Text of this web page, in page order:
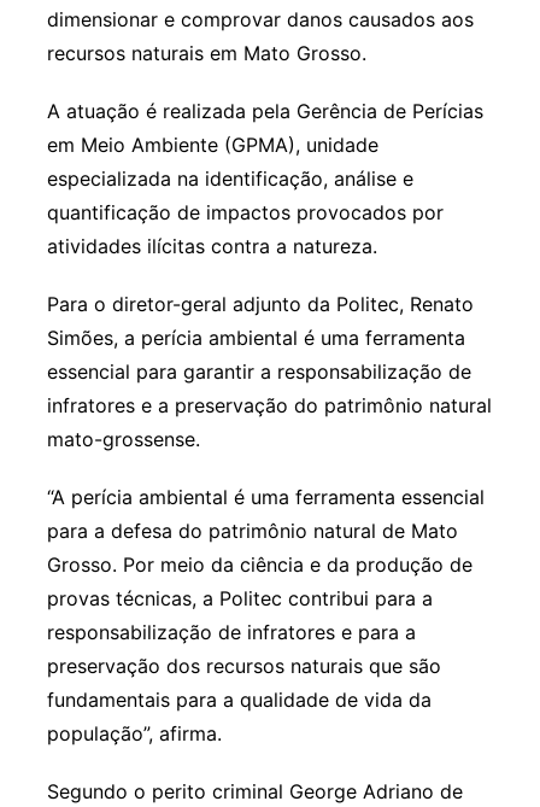
dimensionar e comprovar danos causados aos
recursos naturais em Mato Grosso.
A atuação é realizada pela Gerência de Perícias
em Meio Ambiente (GPMA), unidade
especializada na identificação, análise e
quantificação de impactos provocados por
atividades ilícitas contra a natureza.
Para o diretor-geral adjunto da Politec, Renato
Simões, a perícia ambiental é uma ferramenta
essencial para garantir a responsabilização de
infratores e a preservação do patrimônio natural
mato-grossense.
“A perícia ambiental é uma ferramenta essencial
para a defesa do patrimônio natural de Mato
Grosso. Por meio da ciência e da produção de
provas técnicas, a Politec contribui para a
responsabilização de infratores e para a
preservação dos recursos naturais que são
fundamentais para a qualidade de vida da
população”, afirma.
Segundo o perito criminal George Adriano de